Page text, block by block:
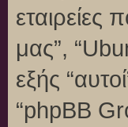
εταιρείες
μας”,
εξής
“phpBB